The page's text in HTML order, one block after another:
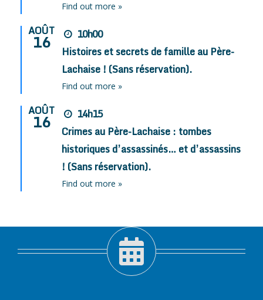
Find out more »
AOÛT
16
10h00
Histoires et secrets de famille au Père-
Lachaise ! (Sans réservation).
Find out more »
AOÛT
16
14h15
Crimes au Père-Lachaise : tombes
historiques d’assassinés… et d’assassins
! (Sans réservation).
Find out more »